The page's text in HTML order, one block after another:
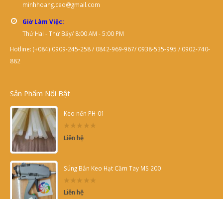
minhhoang.ceo@gmail.com
Giờ Làm Việc:
Thứ Hai - Thứ Bảy/ 8:00 AM - 5:00 PM
Hotline: (+084) 0909-245-258 / 0842-969-967/ 0938-535-995 / 0902-740-
882
Sản Phẩm Nổi Bật
Keo nến PH-01
0
out
Liên hệ
Súng Bắn Keo Hạt Cầm Tay MS 200
0
out
Liên hệ